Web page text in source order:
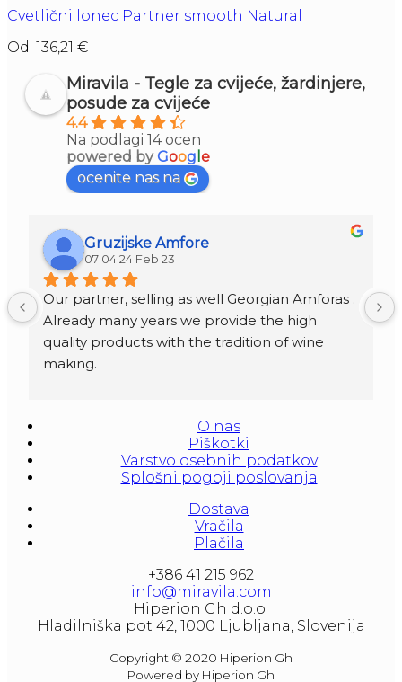
Cvetlični lonec Partner smooth Natural
Od: 136,21 €
Miravila - Tegle za cvijeće, žardinjere,
posude za cvijeće
4.4
Na podlagi 14 ocen
powered byGoog e
ocenite nas na
Gruzijske Amfore
07:04 24 Feb 23
Our partner, selling as well Georgian Amforas .
Already many years we provide the high
quality products with the tradition of wine
making.
At our partners Miravila showroom you can
O nas
Piškotki
Varstvo osebnih podatkov
Splošni pogoji poslovanja
Dostava
Vračila
Plačila
+386 41 215 962
info@miravila.com
Hiperion Gh d.o.o.
Hladilniška pot 42, 1000 Ljubljana, Slovenija
Copyright © 2020 Hiperion Gh
Powered by Hiperion Gh